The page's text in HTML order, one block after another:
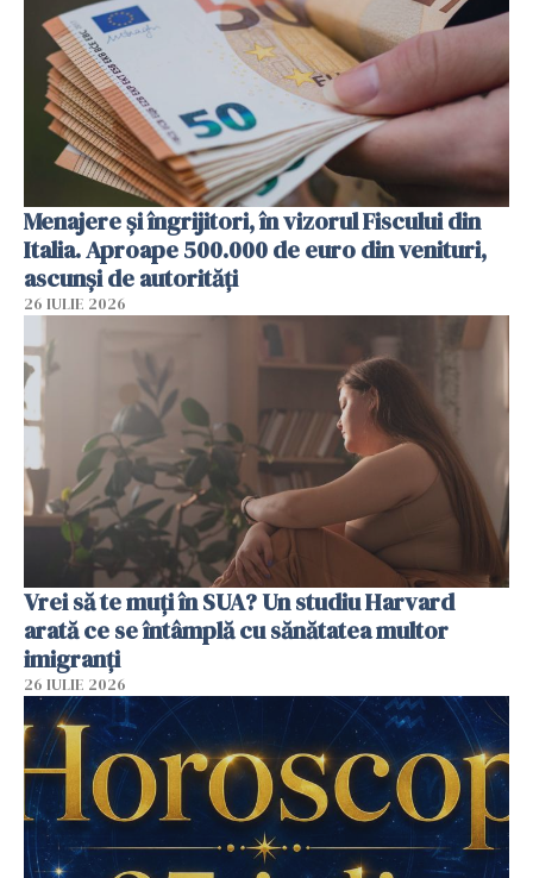
Menajere și îngrijitori, în vizorul Fiscului din
Italia. Aproape 500.000 de euro din venituri,
ascunși de autorități
26 IULIE 2026
Vrei să te muți în SUA? Un studiu Harvard
arată ce se întâmplă cu sănătatea multor
imigranți
26 IULIE 2026